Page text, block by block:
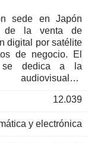
sede en Japón
de la venta de
digital por satélite
de negocio. El
se dedica a la
digital por
es la venta de
12.039
y electrónica